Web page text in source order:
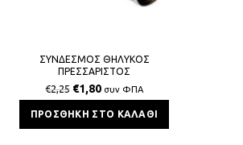
ΣΥΝΔΕΣΜΟΣ ΘΗΛΥΚΟΣ
ΠΡΕΣΣΑΡΙΣΤΟΣ
ΠΟΛΥΣΤΡΩΜΑΤΙΚΗΣ 16x2x1/2
€2,25 €1,80 συν ΦΠΑ
ΠΡΟΣΘΉΚΗ ΣΤΟ ΚΑΛΆΘΙ